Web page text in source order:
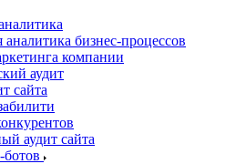
аналитика бизнес-процессов
компании
аудит
сайта
аудит сайта
ботов